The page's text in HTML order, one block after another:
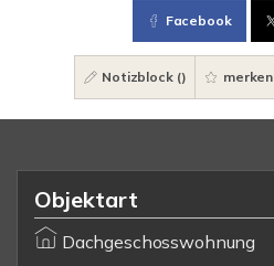
Facebook
Notizblock () merken
Objektart
Dachgeschosswohnung